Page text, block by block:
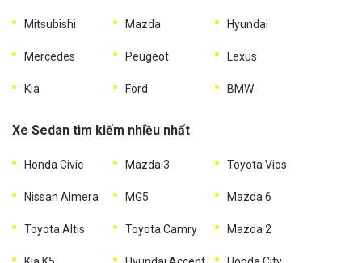
Mitsubishi Mazda Hyundai
Mercedes Peugeot Lexus
Kia Ford BMW
Xe Sedan tìm kiếm nhiều nhất
Honda Civic Mazda 3 Toyota Vios
Nissan Almera MG5 Mazda 6
Toyota Altis Toyota Camry Mazda 2